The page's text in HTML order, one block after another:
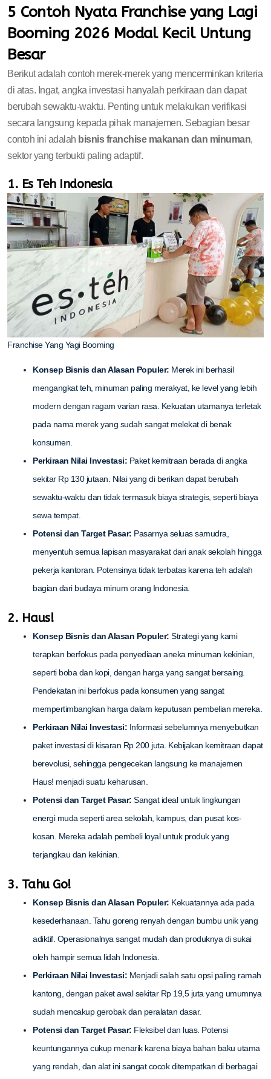
5 Contoh Nyata Franchise yang Lagi
Booming 2026 Modal Kecil Untung
Besar
Berikut adalah contoh merek-merek yang mencerminkan kriteria
di atas. Ingat, angka investasi hanyalah perkiraan dan dapat
berubah sewaktu-waktu. Penting untuk melakukan verifikasi
secara langsung kepada pihak manajemen. Sebagian besar
contoh ini adalah bisnis franchise makanan dan minuman,
sektor yang terbukti paling adaptif.
1. Es Teh Indonesia
Franchise Yang Yagi Booming
Konsep Bisnis dan Alasan Populer: Merek ini berhasil
mengangkat teh, minuman paling merakyat, ke level yang lebih
modern dengan ragam varian rasa. Kekuatan utamanya terletak
pada nama merek yang sudah sangat melekat di benak
konsumen.
Perkiraan Nilai Investasi: Paket kemitraan berada di angka
sekitar Rp 130 jutaan. Nilai yang di berikan dapat berubah
sewaktu-waktu dan tidak termasuk biaya strategis, seperti biaya
sewa tempat.
Potensi dan Target Pasar: Pasarnya seluas samudra,
menyentuh semua lapisan masyarakat dari anak sekolah hingga
pekerja kantoran. Potensinya tidak terbatas karena teh adalah
bagian dari budaya minum orang Indonesia.
2. Haus!
Konsep Bisnis dan Alasan Populer: Strategi yang kami
terapkan berfokus pada penyediaan aneka minuman kekinian,
seperti boba dan kopi, dengan harga yang sangat bersaing.
Pendekatan ini berfokus pada konsumen yang sangat
mempertimbangkan harga dalam keputusan pembelian mereka.
Perkiraan Nilai Investasi: Informasi sebelumnya menyebutkan
paket investasi di kisaran Rp 200 juta. Kebijakan kemitraan dapat
berevolusi, sehingga pengecekan langsung ke manajemen
Haus! menjadi suatu keharusan.
Potensi dan Target Pasar: Sangat ideal untuk lingkungan
energi muda seperti area sekolah, kampus, dan pusat kos-
kosan. Mereka adalah pembeli loyal untuk produk yang
terjangkau dan kekinian.
3. Tahu Go!
Konsep Bisnis dan Alasan Populer: Kekuatannya ada pada
kesederhanaan. Tahu goreng renyah dengan bumbu unik yang
adiktif. Operasionalnya sangat mudah dan produknya di sukai
oleh hampir semua lidah Indonesia.
Perkiraan Nilai Investasi: Menjadi salah satu opsi paling ramah
kantong, dengan paket awal sekitar Rp 19,5 juta yang umumnya
sudah mencakup gerobak dan peralatan dasar.
Potensi dan Target Pasar: Fleksibel dan luas. Potensi
keuntungannya cukup menarik karena biaya bahan baku utama
yang rendah, dan alat ini sangat cocok ditempatkan di berbagai